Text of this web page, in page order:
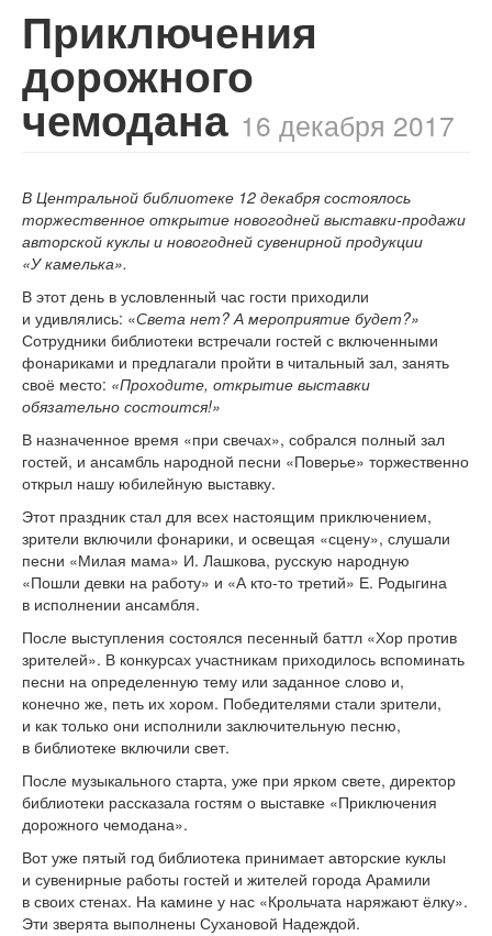
Приключения
дорожного
чемодана 16 декабря 2017
В Центральной библиотеке 12 декабря состоялось
торжественное открытие новогодней выставки-продажи
авторской куклы и новогодней сувенирной продукции
«У камелька».
В этот день в условленный час гости приходили
и удивлялись: «Света нет? А мероприятие будет?»
Сотрудники библиотеки встречали гостей с включенными
фонариками и предлагали пройти в читальный зал, занять
своё место: «Проходите, открытие выставки
обязательно состоится!»
В назначенное время «при свечах», собрался полный зал
гостей, и ансамбль народной песни «Поверье» торжественно
открыл нашу юбилейную выставку.
Этот праздник стал для всех настоящим приключением,
зрители включили фонарики, и освещая «сцену», слушали
песни «Милая мама» И. Лашкова, русскую народную
«Пошли девки на работу» и «А кто-то третий» Е. Родыгина
в исполнении ансамбля.
После выступления состоялся песенный баттл «Хор против
зрителей». В конкурсах участникам приходилось вспоминать
песни на определенную тему или заданное слово и,
конечно же, петь их хором. Победителями стали зрители,
и как только они исполнили заключительную песню,
в библиотеке включили свет.
После музыкального старта, уже при ярком свете, директор
библиотеки рассказала гостям о выставке «Приключения
дорожного чемодана».
Вот уже пятый год библиотека принимает авторские куклы
и сувенирные работы гостей и жителей города Арамили
в своих стенах. На камине у нас «Крольчата наряжают ёлку».
Эти зверята выполнены Сухановой Надеждой.